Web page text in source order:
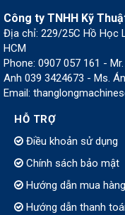
Công ty TNHH Kỹ
Địa chỉ: 229/25C Hồ Học
HCM
Phone: 0907 057 161 -
Anh 039 3424673 - Ms.
Email:
HỖ TRỢ
Điều khoản sử dụng
Chính sách bảo mật
Hướng dẫn mua hàng
Hướng dẫn thanh